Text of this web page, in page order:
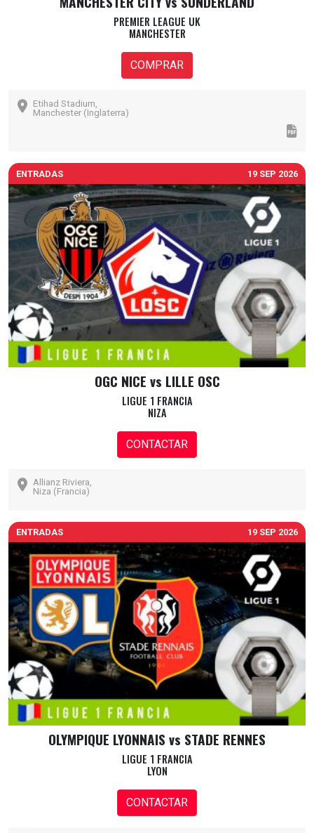
PREMIER LEAGUE UK
MANCHESTER
COMPRAR
Etihad Stadium,
Manchester (Inglaterra)
ENTRADAS 19 SEP 2026
OGC NICE vs LILLE OSC
LIGUE 1 FRANCIA
NIZA
CONTACTAR
Allianz Riviera,
Niza (Francia)
ENTRADAS 19 SEP 2026
OLYMPIQUE LYONNAIS vs STADE RENNES
LIGUE 1 FRANCIA
LYON
CONTACTAR